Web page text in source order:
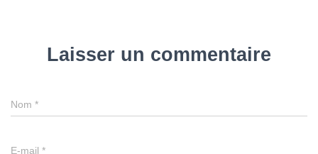
Laisser un commentaire
Nom *
E-mail *